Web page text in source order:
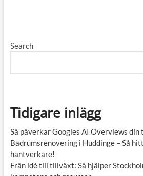
Search
Tidigare inlägg
Så påverkar Googles AI Overviews din
Badrumsrenovering i Huddinge – Så
hantverkare!
Från idé till tillväxt: Så hjälper